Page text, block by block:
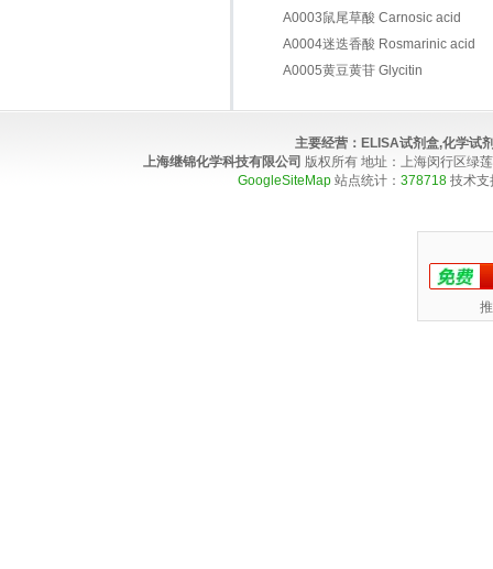
A0003鼠尾草酸 Carnosic acid
A0004迷迭香酸 Rosmarinic acid
A0005黄豆黄苷 Glycitin
主要经营： ELISA试剂盒,化学试
上海继锦化学科技有限公司 版权所有 地址：上海闵行区绿
GoogleSiteMap 站点统计： 378718 技术支